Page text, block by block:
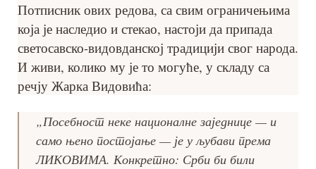
Потписник ових редова, са свим ограничењима
која је наследио и стекао, настоји да припада
светосавско-видовданској традицији свог народа.
И живи, колико му је то могуће, у складу са
речју Жарка Видовића:
„Посебност неке националне заједнице — и
само њено постојање — је у љубави према
ЛИКОВИМА. Конкретно: Срби би били